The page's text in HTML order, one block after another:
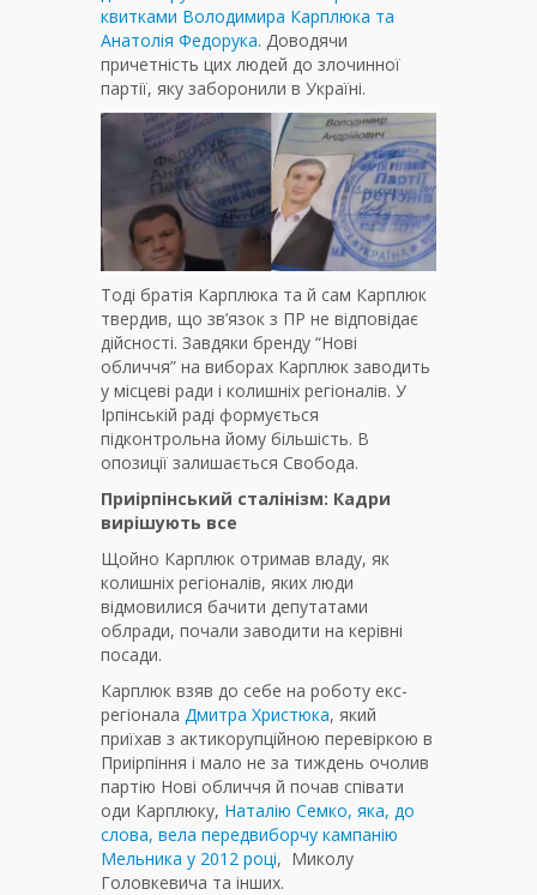
квитками Володимира Карплюка та
Анатолія Федорука. Доводячи
причетність цих людей до злочинної
партії, яку заборонили в Україні.
Тоді братія Карплюка та й сам Карплюк
твердив, що зв’язок з ПР не відповідає
дійсності. Завдяки бренду “Нові
обличчя” на виборах Карплюк заводить
у місцеві ради і колишніх регіоналів. У
Ірпінській раді формується
підконтрольна йому більшість. В
опозиції залишається Свобода.
Приірпінський сталінізм: Кадри
вирішують все
Щойно Карплюк отримав владу, як
колишніх регіоналів, яких люди
відмовилися бачити депутатами
облради, почали заводити на керівні
посади.
Карплюк взяв до себе на роботу екс-
регіонала Дмитра Христюка, який
приїхав з актикорупційною перевіркою в
Приірпіння і мало не за тиждень очолив
партію Нові обличчя й почав співати
оди Карплюку, Наталію Семко, яка, до
слова, вела передвиборчу кампанію
Мельника у 2012 році, Миколу
Головкевича та інших.